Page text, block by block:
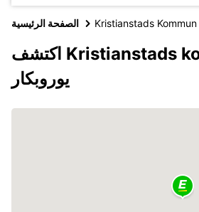
الصفحة الرئيسية Kristianstads Kommun
اكتشف Kristianstads kommun مع
يوروبكار